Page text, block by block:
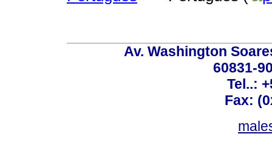
Av. Washington
60831-
Tel..:
Fax: